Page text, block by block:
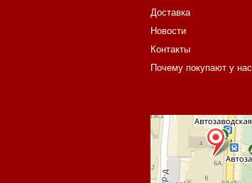
Доставка
Новости
Контакты
Почему покупают у нас